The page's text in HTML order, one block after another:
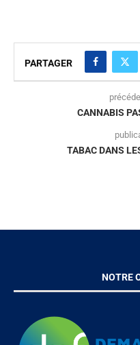
PARTAGER
CANNABIS
TABAC DANS
NOTRE